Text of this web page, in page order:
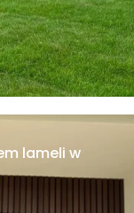
lameli w